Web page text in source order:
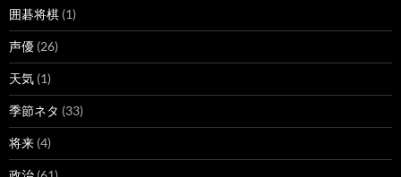
囲碁将棋 (1)
声優 (26)
天気 (1)
季節ネタ (33)
将来 (4)